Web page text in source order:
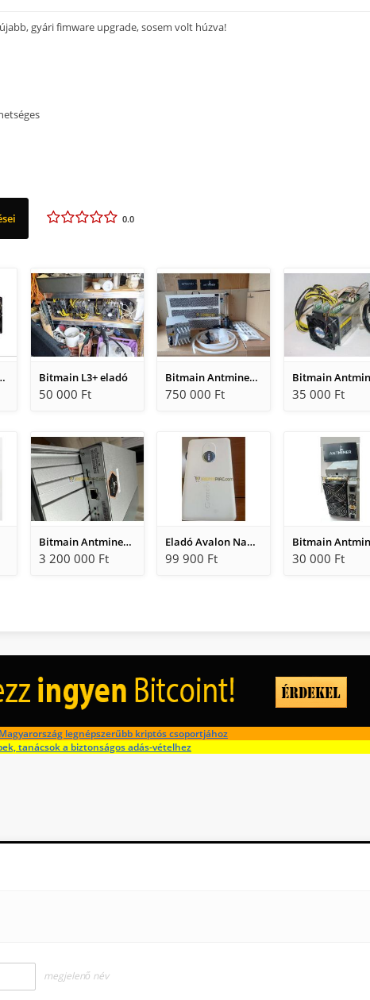
gyári fimware upgrade, sosem volt húzva!
0.0
(135KSol) Bitmain L3+ eladó
50 000 Ft
Bitmain Antminer S19 Pro + Hydro 198 ths vízhűtéses bitcoin miner.
750 000 Ft 35 000 Ft
Bitmain Antminer L9 (16Gh)
3 200 000 Ft
Eladó Avalon Nano 3S 6TH BÁNYASZGÉP.
99 900 Ft 30 000 Ft
legnépszerűbb kriptós csoportjához
tanácsok a biztonságos adás-vételhez
megjelenő név